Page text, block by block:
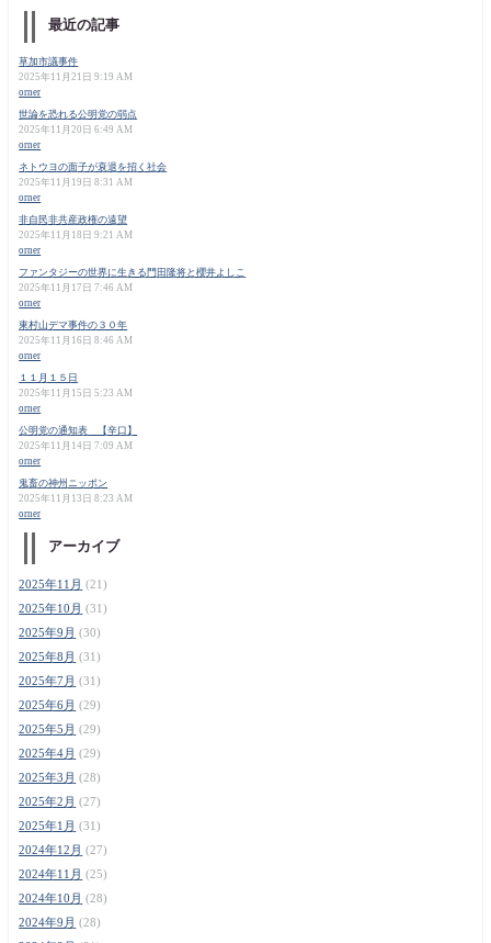
最近の記事
草加市議事件
2025年11月21日 9:19 AM
orner
世論を恐れる公明党の弱点
2025年11月20日 6:49 AM
orner
ネトウヨの面子が衰退を招く社会
2025年11月19日 8:31 AM
orner
非自民非共産政権の遠望
2025年11月18日 9:21 AM
orner
ファンタジーの世界に生きる門田隆将と櫻井よしこ
2025年11月17日 7:46 AM
orner
東村山デマ事件の３０年
2025年11月16日 8:46 AM
orner
１１月１５日
2025年11月15日 5:23 AM
orner
公明党の通知表 【辛口】
2025年11月14日 7:09 AM
orner
鬼畜の神州ニッポン
2025年11月13日 8:23 AM
orner
アーカイブ
2025年11月 (21)
2025年10月 (31)
2025年9月 (30)
2025年8月 (31)
2025年7月 (31)
2025年6月 (29)
2025年5月 (29)
2025年4月 (29)
2025年3月 (28)
2025年2月 (27)
2025年1月 (31)
2024年12月 (27)
2024年11月 (25)
2024年10月 (28)
2024年9月 (28)